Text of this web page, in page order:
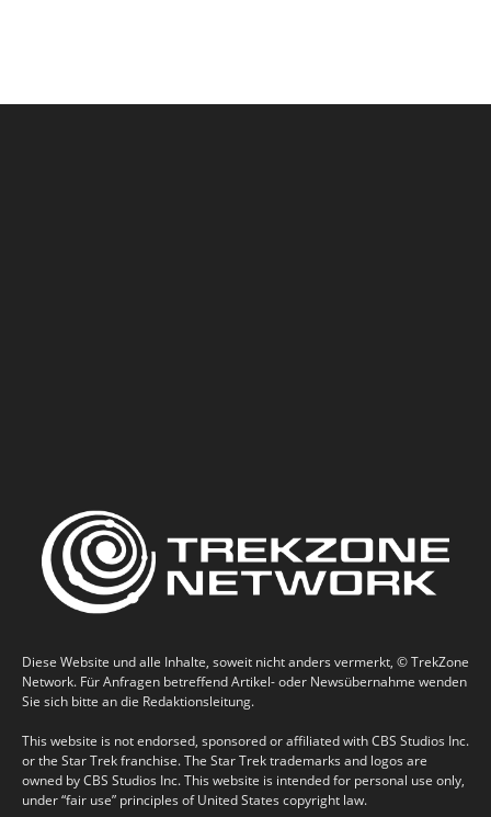
Diese Website und alle Inhalte, soweit nicht anders vermerkt, © TrekZone
Network. Für Anfragen betreffend Artikel- oder Newsübernahme wenden
Sie sich bitte an die Redaktionsleitung.
This website is not endorsed, sponsored or affiliated with CBS Studios Inc.
or the Star Trek franchise. The Star Trek trademarks and logos are
owned by CBS Studios Inc. This website is intended for personal use only,
under “fair use” principles of United States copyright law.